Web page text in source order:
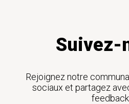
Suivez-
Rejoignez notre
sociaux et partagez